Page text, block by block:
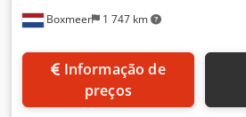
Boxmeer 1 747 km
preços